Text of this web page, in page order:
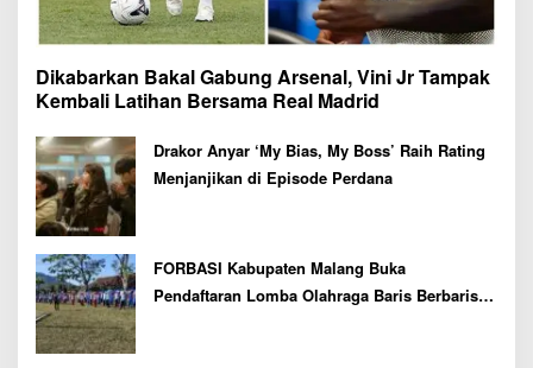
Dikabarkan Bakal Gabung Arsenal, Vini Jr Tampak
Kembali Latihan Bersama Real Madrid
Drakor Anyar ‘My Bias, My Boss’ Raih Rating
Menjanjikan di Episode Perdana
FORBASI Kabupaten Malang Buka
Pendaftaran Lomba Olahraga Baris Berbaris